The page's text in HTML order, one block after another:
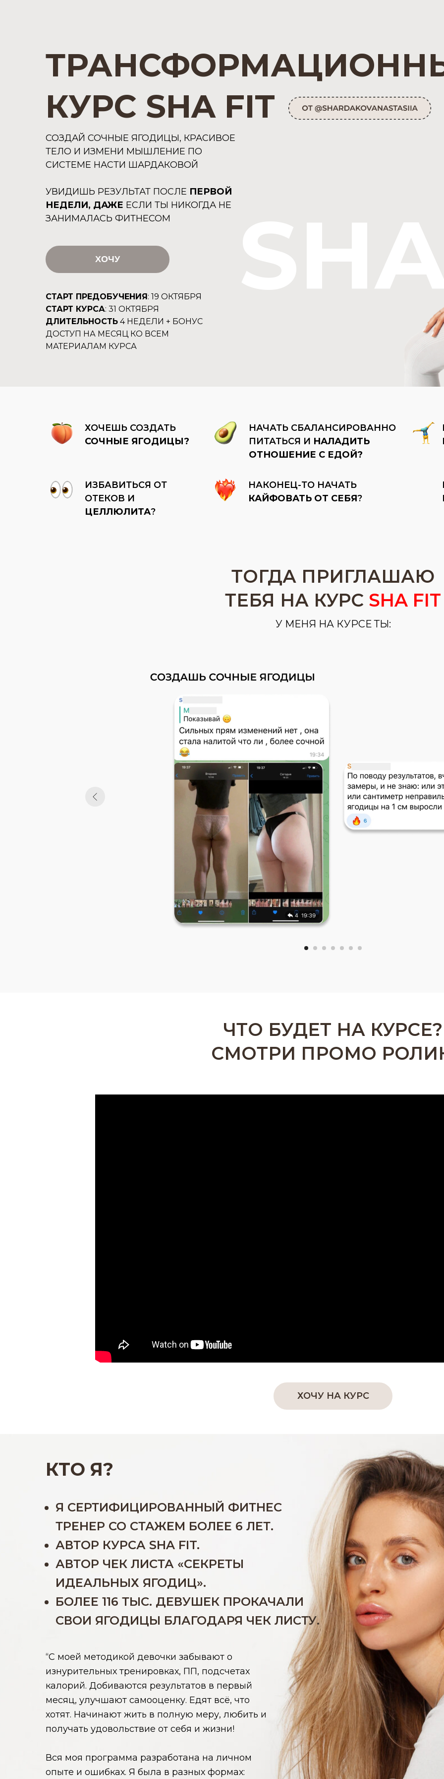
КУРС SHA FIT
СОЗДАЙ СОЧНЫЕ ЯГОДИЦЫ, КРАСИВОЕ
ТЕЛО И ИЗМЕНИ МЫШЛЕНИЕ ПО
СИСТЕМЕ НАСТИ ШАРДАКОВОЙ
УВИДИШЬ РЕЗУЛЬТАТ ПОСЛЕ ПЕРВОЙ
НЕДЕЛИ, ДАЖЕ ЕСЛИ ТЫ НИКОГДА НЕ
ЗАНИМАЛАСЬ ФИТНЕСОМ
ХОЧУ
СТАРТ ПРЕДОБУЧЕНИЯ: 19 ОКТЯБРЯ
СТАРТ КУРСА: 31 ОКТЯБРЯ
ДЛИТЕЛЬНОСТЬ 4 НЕДЕЛИ + БОНУС
ДОСТУП НА МЕСЯЦ КО ВСЕМ
МАТЕРИАЛАМ КУРСА
ХОЧЕШЬ СОЗДАТЬ
СОЧНЫЕ ЯГОДИЦЫ?
ИЗБАВИТЬСЯ ОТ
ОТЕКОВ И
ЦЕЛЛЮЛИТА?
НАЧАТЬ СБАЛАНСИРОВАННО
ПИТАТЬСЯ И НАЛАДИТЬ
ОТНОШЕНИЕ С ЕДОЙ?
НАКОНЕЦ-ТО НАЧАТЬ
КАЙФОВАТЬ ОТ СЕБЯ?
ТОГДА ПРИГЛАШАЮ
ТЕБЯ НА КУРС SHA FIT
У МЕНЯ НА КУРСЕ ТЫ:
Перестанешь считать калории
ЧТО БУДЕТ НА КУРСЕ?
СМОТРИ ПРОМО
ХОЧУ НА КУРС
КТО Я?
Я СЕРТИФИЦИРОВАННЫЙ ФИТНЕС
ТРЕНЕР СО СТАЖЕМ БОЛЕЕ 6 ЛЕТ.
АВТОР КУРСА SHA FIT.
АВТОР ЧЕК ЛИСТА «СЕКРЕТЫ
ИДЕАЛЬНЫХ ЯГОДИЦ».
БОЛЕЕ 116 ТЫС. ДЕВУШЕК ПРОКАЧАЛИ
СВОИ ЯГОДИЦЫ БЛАГОДАРЯ ЧЕК ЛИСТУ.
“С моей методикой девочки забывают о
изнурительных тренировках, ПП, подсчетах
калорий. Добиваются результатов в первый
месяц, улучшают самооценку. Едят всё, что
хотят. Начинают жить в полную меру, любить и
получать удовольствие от себя и жизни!
Вся моя программа разработана на личном
опыте и ошибках. Я была в разных формах: